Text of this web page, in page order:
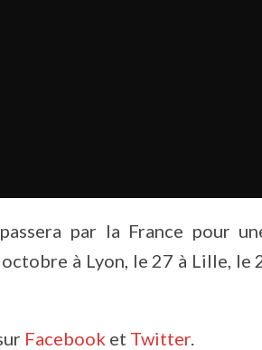
par la France pour
à Lyon, le 27 à Lille, le
Facebook et Twitter.